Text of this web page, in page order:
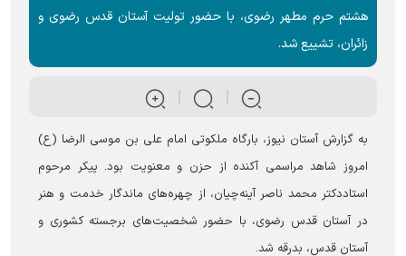
هشتم حرم مطهر رضوی، با حضور تولیت آستان قدس رضوی و
زائران، تشییع شد.
به گزارش آستان نیوز، بارگاه ملکوتی امام علی بن موسی الرضا (ع)
امروز شاهد مراسمی آکنده از حزن و معنویت بود. پیکر مرحوم
استاددکتر محمد ناصر آینه‌چیان، از چهره‌های ماندگار خدمت و هنر
در آستان قدس رضوی، با حضور شخصیت‌های برجسته کشوری و
آستان قدس، بدرقه شد.